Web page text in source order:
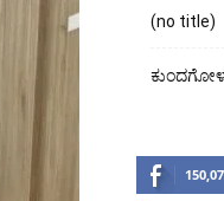
(no title)